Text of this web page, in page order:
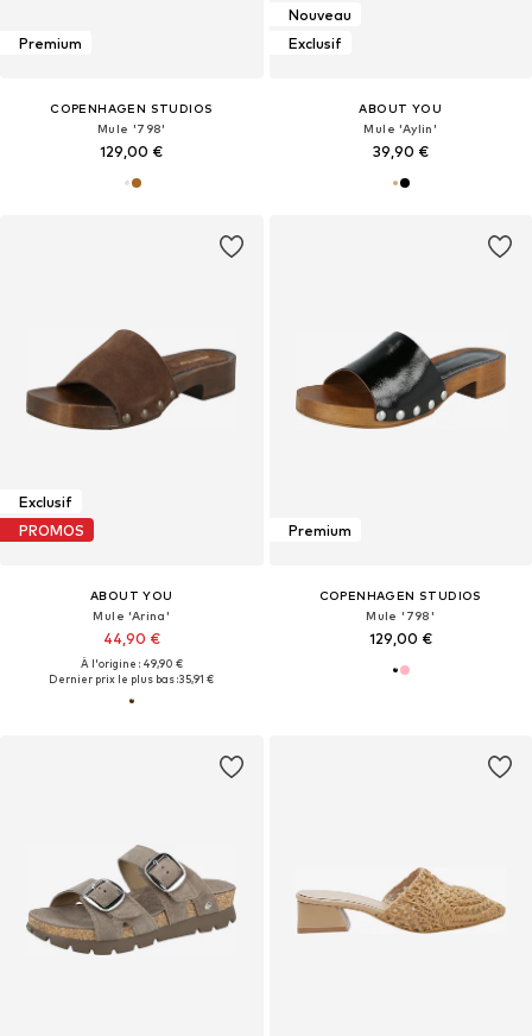
Premium
COPENHAGEN STUDIOS
Mule '798'
129,00 €
Nouveau
Exclusif
ABOUT YOU
Mule 'Aylin'
39,90 €
Exclusif
PROMOS
ABOUT YOU
Mule 'Arina'
44,90 €
À l'origine : 49,90 €
Dernier prix le plus bas :35,91 €
Premium
COPENHAGEN STUDIOS
Mule '798'
129,00 €